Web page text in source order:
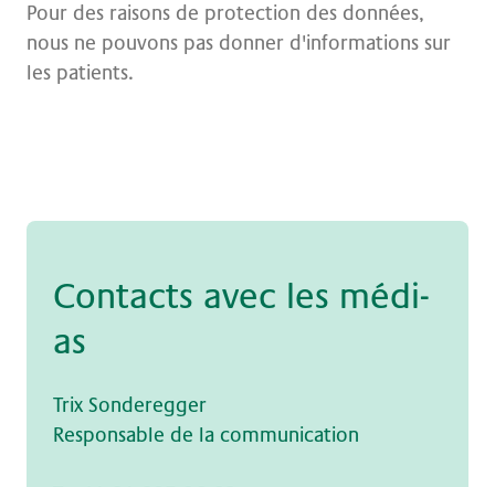
Pour des raisons de protection des données,
nous ne pouvons pas donner d'informations sur
les patients.
Con­tacts avec les mé­di­
as
Trix Sonderegger
Responsable de la communication